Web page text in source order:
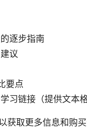
逐步指南
议
要点
习链接（提供文本
获取更多信息和购